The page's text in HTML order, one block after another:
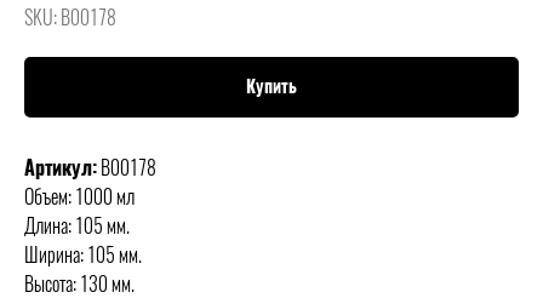
SKU: B00178
Купить
Артикул: B00178
Объем: 1000 мл
Длина: 105 мм.
Ширина: 105 мм.
Высота: 130 мм.